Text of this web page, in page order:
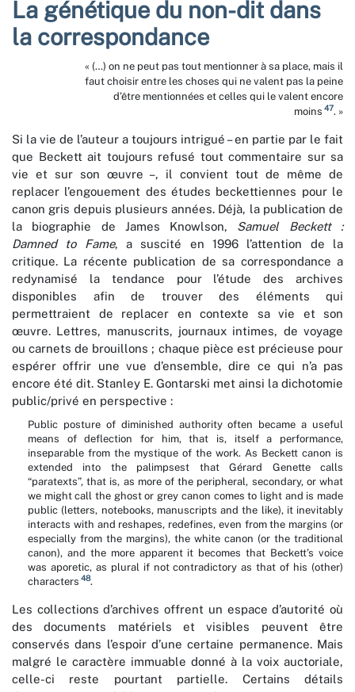
La génétique du non-dit dans
la correspondance
« (…) on ne peut pas tout mentionner à sa place, mais il
faut choisir entre les choses qui ne valent pas la peine
d’être mentionnées et celles qui le valent encore
moins 47. »
Si la vie de l’auteur a toujours intrigué – en partie par le fait
que Beckett ait toujours refusé tout commentaire sur sa
vie et sur son œuvre –, il convient tout de même de
replacer l’engouement des études beckettiennes pour le
canon gris depuis plusieurs années. Déjà, la publication de
la biographie de James Knowlson, Samuel Beckett :
Damned to Fame,
a suscité en 1996 l’attention de la
critique. La récente publication de sa correspondance a
redynamisé la tendance pour l’étude des archives
disponibles afin de trouver des éléments qui
permettraient de replacer en contexte sa vie et son
œuvre. Lettres, manuscrits, journaux intimes, de voyage
ou carnets de brouillons ; chaque pièce est précieuse pour
espérer offrir une vue d’ensemble, dire ce qui n’a pas
encore été dit. Stanley E. Gontarski met ainsi la dichotomie
public/privé en perspective :
Public posture of diminished authority often became a useful
means of deflection for him, that is, itself a performance,
inseparable from the mystique of the work. As Beckett canon is
extended into the palimpsest that Gérard Genette calls
“paratexts”, that is, as more of the peripheral, secondary, or what
we might call the ghost or grey canon comes to light and is made
public (letters, notebooks, manuscripts and the like), it inevitably
interacts with and reshapes, redefines, even from the margins (or
especially from the margins), the white canon (or the traditional
canon), and the more apparent it becomes that Beckett’s voice
was aporetic, as plural if not contradictory as that of his (other)
characters 48.
Les collections d’archives offrent un espace d’autorité où
des documents matériels et visibles peuvent être
conservés dans l’espoir d’une certaine permanence. Mais
malgré le caractère immuable donné à la voix auctoriale,
celle-ci reste pourtant partielle. Certains détails